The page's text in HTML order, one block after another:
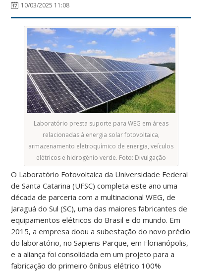
10/03/2025 11:08
Laboratório presta suporte para WEG em áreas
relacionadas à energia solar fotovoltaica,
armazenamento eletroquímico de energia, veículos
elétricos e hidrogênio verde. Foto: Divulgação
O Laboratório Fotovoltaica da Universidade Federal
de Santa Catarina (UFSC) completa este ano uma
década de parceria com a multinacional WEG, de
Jaraguá do Sul (SC), uma das maiores fabricantes de
equipamentos elétricos do Brasil e do mundo. Em
2015, a empresa doou a subestação do novo prédio
do laboratório, no Sapiens Parque, em Florianópolis,
e a aliança foi consolidada em um projeto para a
fabricação do primeiro ônibus elétrico 100%